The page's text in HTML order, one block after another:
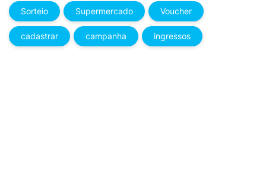
Sorteio Supermercado Voucher
cadastrar campanha ingressos